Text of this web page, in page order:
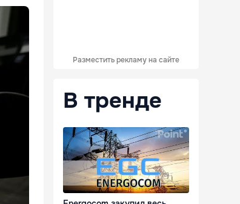
Разместить рекламу на сайте
В тренде